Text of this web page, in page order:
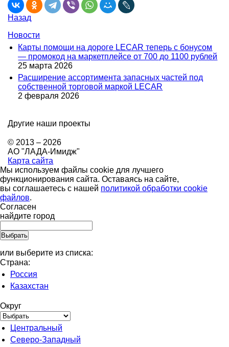
Назад
Новости
Карты помощи на дороге LECAR теперь с бонусом
— промокод на маркетплейсе от 700 до 1100 рублей
25 марта 2026
Расширение ассортимента запасных частей под
собственной торговой маркой LECAR
2 февраля 2026
Другие наши проекты
© 2013 – 2026
АО "ЛАДА-Имидж"
Карта сайта
Мы используем файлы cookie для лучшего
функционирования сайта. Оставаясь на сайте,
вы соглашаетесь с нашей политикой обработки cookie
файлов.
Согласен
найдите город
или выберите из списка:
Страна:
Россия
Казахстан
Округ
Центральный
Северо-Западный